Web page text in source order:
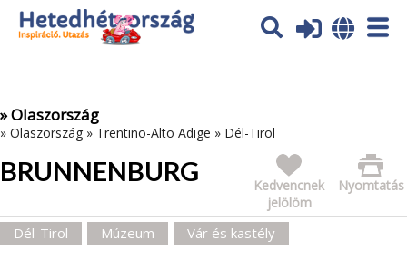
Az oldal sütiket (cookies) használ. További tájékoztatás itt:
Adatvédelmi tájékoztató
» Olaszország
» Olaszország » Trentino-Alto Adige » Dél-Tirol
BRUNNENBURG Nyomtatás
Kedvencnek
jelölöm
Dél-Tirol Múzeum Vár és kastély